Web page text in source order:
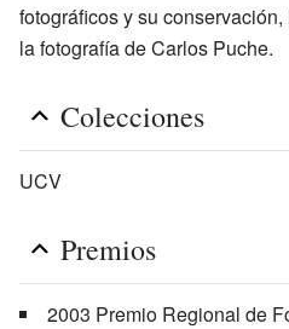
fotográficos y su
la fotografía de Carlos Puche.
Colecciones
UCV
Premios
2003 Premio Regional de